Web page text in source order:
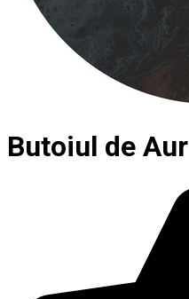
Butoiul de Aur